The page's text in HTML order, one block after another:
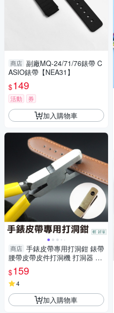
商店 副廠MQ-24/71/76錶帶 C
ASIO錶帶【NEA31】
$149
活動 券
加入購物車
商店 手錶皮帶專用打洞鉗 錶帶
腰帶皮帶皮件打洞機 打洞器 打
洞鉗子 打孔鉗子 雞眼鉗-輕居
家8098
$159
4
加入購物車